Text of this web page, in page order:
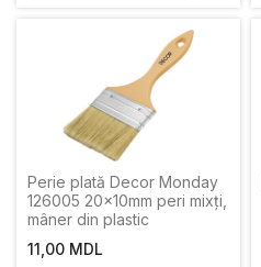
Perie plată Decor Monday
126005 20x10mm peri mixți,
mâner din plastic
11,00 MDL